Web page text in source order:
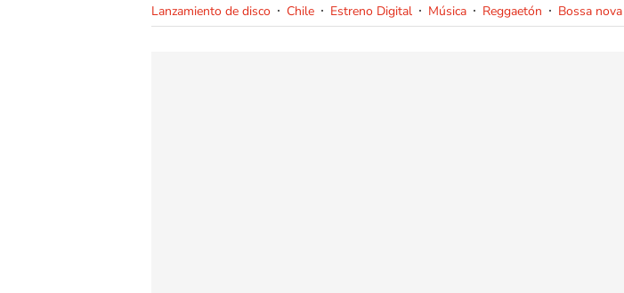
Lanzamiento de disco Chile Estreno Digital Música Reggaetón Bossa nova